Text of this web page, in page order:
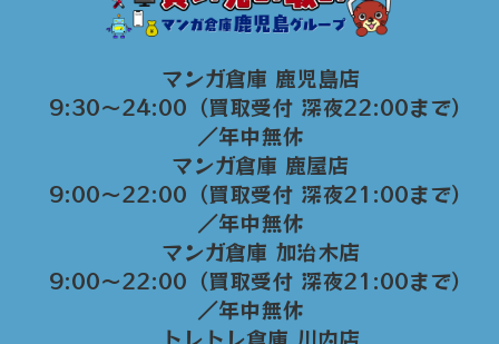
マンガ倉庫 鹿児島店
9:30～24:00（買取受付 深夜22:00まで）
／年中無休
マンガ倉庫 鹿屋店
9:00～22:00（買取受付 深夜21:00まで）
／年中無休
マンガ倉庫 加治木店
9:00〜22:00（買取受付 深夜21:00まで）
／年中無休